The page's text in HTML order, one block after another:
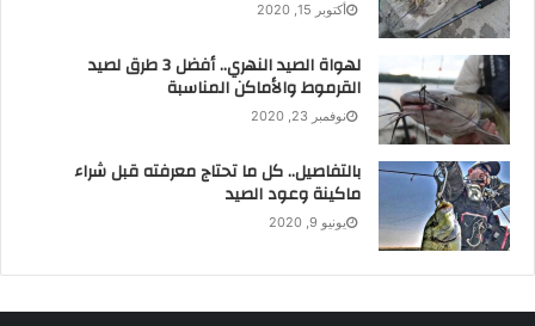
أكتوبر 15, 2020
لهواة الصيد النهري.. أفضل 3 طرق لصيد
القرموط والأماكن المناسبة
نوفمبر 23, 2020
بالتفاصيل.. كل ما تحتاج معرفته قبل شراء
ماكينة وعود الصيد
يونيو 9, 2020